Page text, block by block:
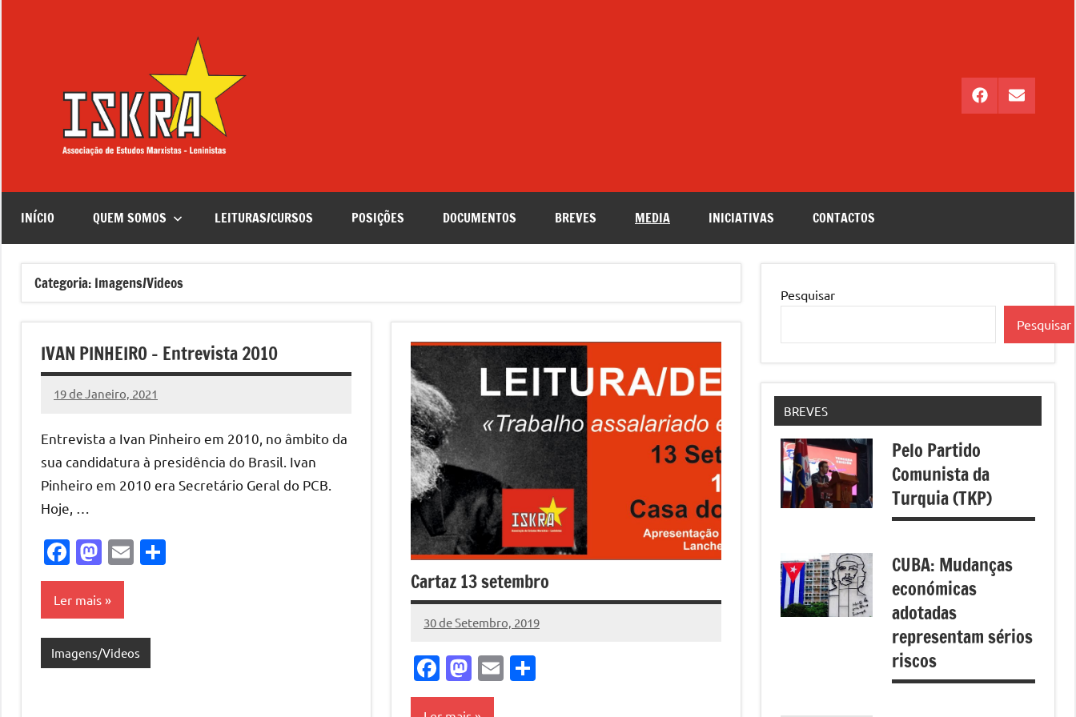
–
Leninistas
Facebook
Email
INÍCIO QUEM SOMOS LEITURAS/CURSOS POSIÇÕES DOCUMENTOS BREVES MEDIA INICIATIVAS CONTACTOS
Categoria: Imagens/Videos
IVAN PINHEIRO – Entrevista 2010
19 de Janeiro, 2021
Miguel
Entrevista a Ivan Pinheiro em 2010, no âmbito da
sua candidatura à presidência do Brasil. Ivan
Pinheiro em 2010 era Secretário Geral do PCB.
Hoje, …
Facebook
Mastodon
Email
Ler mais
Imagens/Videos
Cartaz 13 setembro
30 de Setembro, 2019
Miguel
CasanovaFacebook
Mastodon
Email
Pesquisar
Pesquisar
BREVES
Pelo Partido
Comunista da
Turquia (TKP)
CUBA: Mudanças
económicas
adotadas
representam sérios
riscos